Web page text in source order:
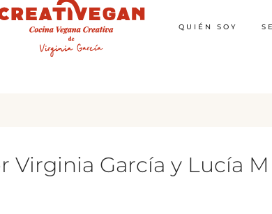
QUIÉN SOY
Virginia García y Lucía M